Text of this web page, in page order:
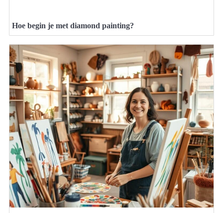
Hoe begin je met diamond painting?